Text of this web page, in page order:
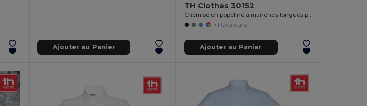
Ajouter au Panier
TH Clothes 30152
Chemise en popeline à manches longues pour femmes
+1 Couleurs
Ajouter au Panier